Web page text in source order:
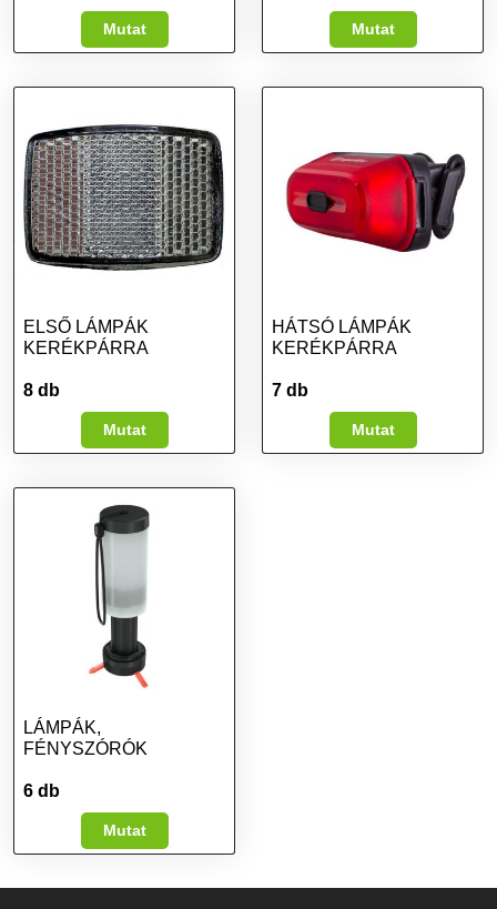
Mutat Mutat
ELSŐ LÁMPÁK
KERÉKPÁRRA
8 db
Mutat
HÁTSÓ LÁMPÁK
KERÉKPÁRRA
7 db
Mutat
LÁMPÁK,
FÉNYSZÓRÓK
6 db
Mutat